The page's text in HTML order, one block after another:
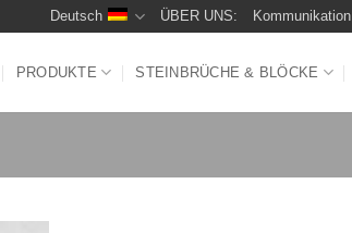
Deutsch ÜBER UNS: Kommunikation
PRODUKTE STEINBRÜCHE & BLÖCKE